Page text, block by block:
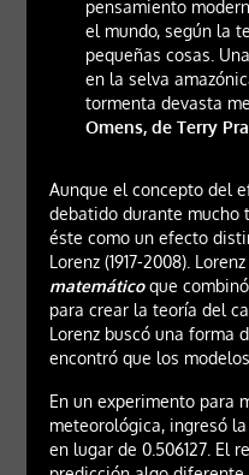
pensamiento
el mundo, según la
pequeñas cosas.
en la selva
tormenta devasta
Omens, de Terry
Aunque el concepto del
debatido durante mucho
éste como un efecto
Lorenz (1917-2008).
matemáticoque
para crear la teoría del
Lorenz buscó una forma
encontró que los
En un experimento para
meteorológica, ingresó
en lugar de 0.506127. El